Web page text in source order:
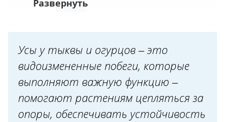
плодов
Усы у тыквы и огурцов – это
видоизмененные побеги, которые
выполняют важную функцию –
помогают растениям цепляться за
опоры, обеспечивать устойчивость